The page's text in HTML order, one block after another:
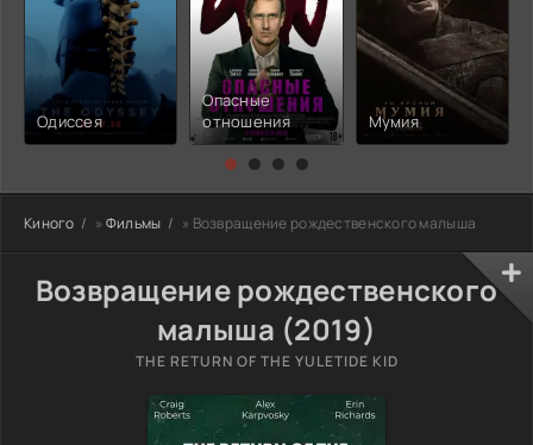
Одиссея
Опасные
отношения
Мумия
Киного » Фильмы » Возвращение рождественского малыша
Возвращение рождественского
малыша (2019)
THE RETURN OF THE YULETIDE KID